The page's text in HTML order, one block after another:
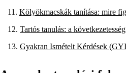
Kölyökmacskák tanítása: mire
Tartós tanulás: a
Gyakran Ismételt Kérdések